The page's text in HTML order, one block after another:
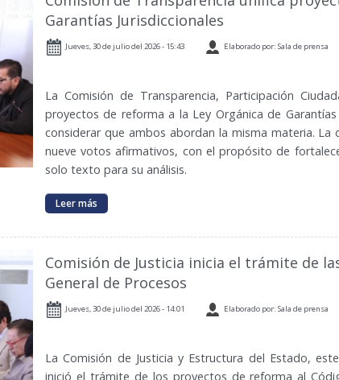
Garantías Jurisdiccionales
Jueves, 30 de julio del 2026 - 15:43 Elaborado por: Sala de prensa
La Comisión de Transparencia, Participación
proyectos de reforma a la Ley Orgánica de
considerar que ambos abordan la misma materia.
nueve votos afirmativos, con el propósito de
solo texto para su análisis.
Leer más
Comisión de Justicia inicia el trámite de
General de Procesos
Jueves, 30 de julio del 2026 - 14:01 Elaborado por: Sala de prensa
La Comisión de Justicia y Estructura del Estado,
inició el trámite de los proyectos de reforma al